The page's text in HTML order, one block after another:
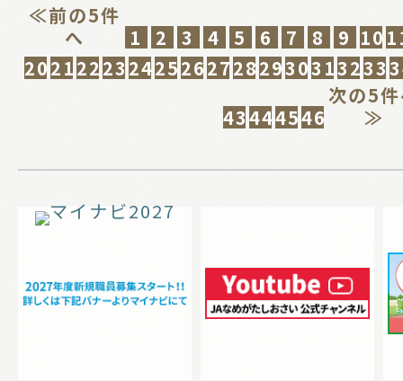
≪前の5件
へ
1 2 3 4 5 6 7 8 9 10
20212223 24252627282930313233
43444546
次の5
≫